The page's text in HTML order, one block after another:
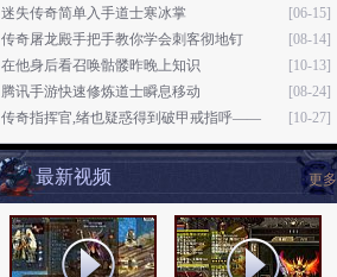
[06-15]
迷失传奇简单入手道士寒冰掌
[08-14]
传奇屠龙殿手把手教你学会刺客彻地钉
[10-13]
在他身后看召唤骷髅昨晚上知识
[08-24]
腾讯手游快速修炼道士瞬息移动
[10-27]
传奇指挥官,绪也疑惑得到破甲戒指呼——
更多
最新视频